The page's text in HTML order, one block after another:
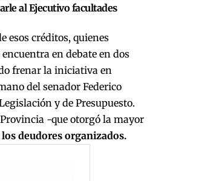
al Ejecutivo facultades
esos créditos, quienes
en debate en dos
frenar la iniciativa en
del senador Federico
y de Presupuesto.
-que otorgó la mayor
deudores organizados.